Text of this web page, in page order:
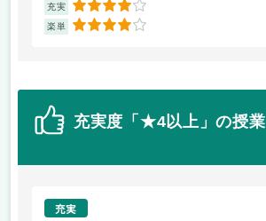
充実 4
楽単 4
充実度「★4以上」の授業
充実